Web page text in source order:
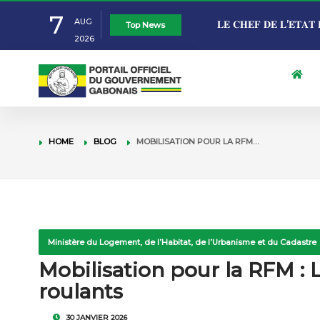
7
AUG
2026
Top News ÉDUCATION
NTOUTOUME
GABON: LE
𝐂𝐎̂𝐓𝐄 𝐃’𝐈𝐕𝐎𝐈𝐑𝐄
HOME BLOG MOBILISATION POUR LA RFM…
Ministère du Logement, de l’Habitat, de l’Urbanisme et du Cadastre
Mobilisation pour la RFM :
roulants
30 JANVIER 2026